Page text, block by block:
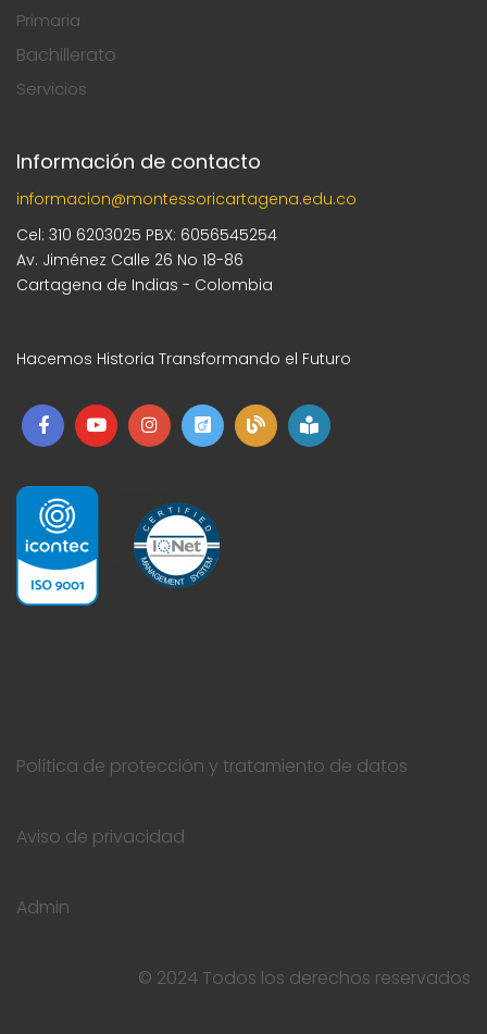
Primaria
Bachillerato
Servicios
Información de contacto
informacion@montessoricartagena.edu.co
Cel: 310 6203025 PBX: 6056545254
Av. Jiménez Calle 26 No 18-86
Cartagena de Indias - Colombia
Hacemos Historia Transformando el Futuro
Política de protección y tratamiento de datos
Aviso de privacidad
Admin
© 2024 Todos los derechos reservados